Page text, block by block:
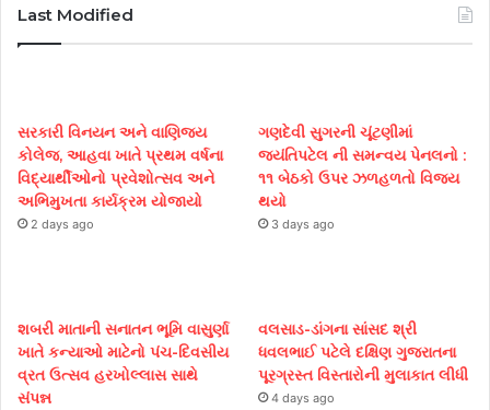
Last Modified
સરકારી વિનયન અને વાણિજ્ય
કોલેજ, આહવા ખાતે પ્રથમ વર્ષના
વિદ્યાર્થીઓનો પ્રવેશોત્સવ અને
અભિમુખતા કાર્યક્રમ યોજાયો
2 days ago
ગણદેવી સુગરની ચૂંટણીમાં
જયંતિપટેલ ની સમન્વય પેનલનો :
૧૧ બેઠકો ઉપર ઝળહળતો વિજય
થયો
3 days ago
શબરી માતાની સનાતન ભૂમિ વાસુર્ણા
ખાતે કન્યાઓ માટેનો પંચ-દિવસીય
વ્રત ઉત્સવ હરખોલ્લાસ સાથે
સંપન્ન
વલસાડ-ડાંગના સાંસદ શ્રી
ધવલભાઈ પટેલે દક્ષિણ ગુજરાતના
પૂરગ્રસ્ત વિસ્તારોની મુલાકાત લીધી
4 days ago